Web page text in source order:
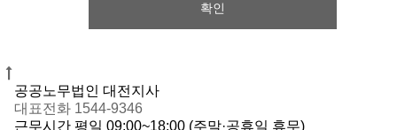
확인
공공노무법인 대전지사
대표전화 1544-9346
근무시간 평일 09:00~18:00 (주말·공휴일 휴무)